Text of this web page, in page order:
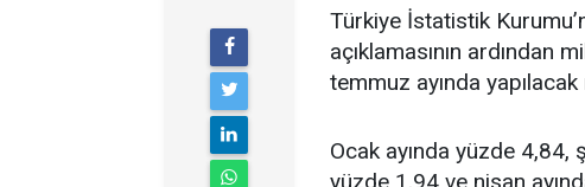
Türkiye İstatistik
açıklamasının ardından
temmuz ayında
Ocak ayında yüzde 4,84,
yüzde 1,94 ve nisan